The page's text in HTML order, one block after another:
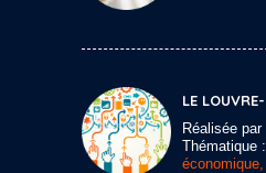
LE
Réalisée par
Thématique :